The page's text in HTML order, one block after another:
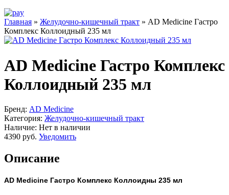
Главная » Желудочно-кишечный тракт » AD Medicine Гастро
Комплекс Коллоидный 235 мл
AD Medicine Гастро Комплекс
Коллоидный 235 мл
Бренд: AD Medicine
Категория: Желудочно-кишечный тракт
Наличие: Нет в наличии
4390 руб. Уведомить
Описание
AD Medicine Гастро Комплекс Коллоидны 235 мл